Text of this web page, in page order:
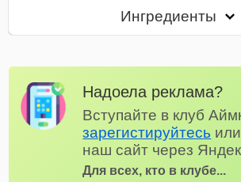
Ингредиенты
Надоела реклама?
Вступайте в клуб
зарегистируйтесь или
наш сайт через
Для всех, кто в клубе...